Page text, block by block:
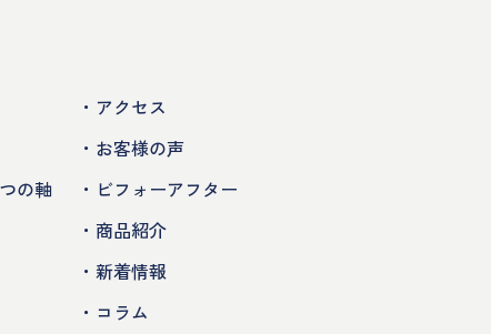
の軸
・アクセス
・お客様の声
・ビフォーアフター
・商品紹介
・新着情報
・コラム